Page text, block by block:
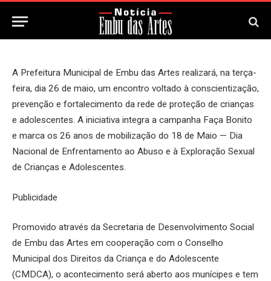
25 de Maio, 2026 Updated: 25 de Maio, 2026
A Prefeitura Municipal de Embu das Artes realizará, na terça-
feira, dia 26 de maio, um encontro voltado à conscientização,
prevenção e fortalecimento da rede de proteção de crianças
e adolescentes. A iniciativa integra a campanha Faça Bonito
e marca os 26 anos de mobilização do 18 de Maio — Dia
Nacional de Enfrentamento ao Abuso e à Exploração Sexual
de Crianças e Adolescentes.
Publicidade
Promovido através da Secretaria de Desenvolvimento Social
de Embu das Artes em cooperação com o Conselho
Municipal dos Direitos da Criança e do Adolescente
(CMDCA), o acontecimento será aberto aos munícipes e tem